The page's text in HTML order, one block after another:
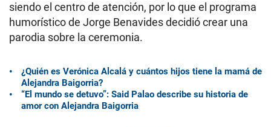
siendo el centro de atención, por lo que el programa
humorístico de Jorge Benavides decidió crear una
parodia sobre la ceremonia.
¿Quién es Verónica Alcalá y cuántos hijos tiene la mamá de
Alejandra Baigorria?
“El mundo se detuvo”: Said Palao describe su historia de
amor con Alejandra Baigorria